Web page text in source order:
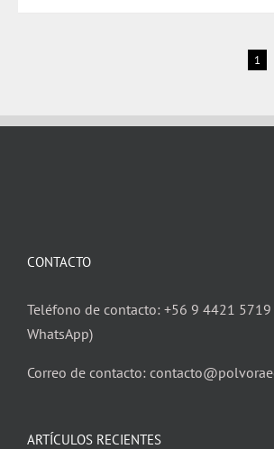
1
CONTACTO
Teléfono de contacto: +56 9 4421 5719
WhatsApp)
Correo de contacto:
ARTÍCULOS RECIENTES